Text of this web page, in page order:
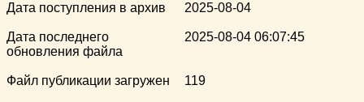
Дата поступления в архив 2025-08-04
Дата последнего
обновления файла
2025-08-04 06:07:45
Файл публикации загружен 119